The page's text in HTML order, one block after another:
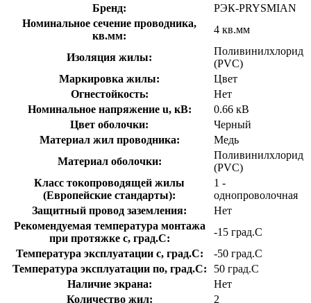
Бренд:
РЭК-PRYSMIAN
Номинальное сечение проводника,
кв.мм:
4 кв.мм
Изоляция жилы:
Поливинилхлорид
(PVC)
Маркировка жилы:
Цвет
Огнестойкость:
Нет
Номинальное напряжение u, кВ:
0.66 кВ
Цвет оболочки:
Черный
Материал жил проводника:
Медь
Материал оболочки:
Поливинилхлорид
(PVC)
Класс токопроводящей жилы
(Европейские стандарты):
1 -
однопроволочная
Защитный провод заземления:
Нет
Рекомендуемая температура монтажа
при протяжке с, град.C:
-15 град.C
Температура эксплуатации с, град.C:
-50 град.C
Температура эксплуатации по, град.C:
50 град.C
Наличие экрана:
Нет
Количество жил:
2